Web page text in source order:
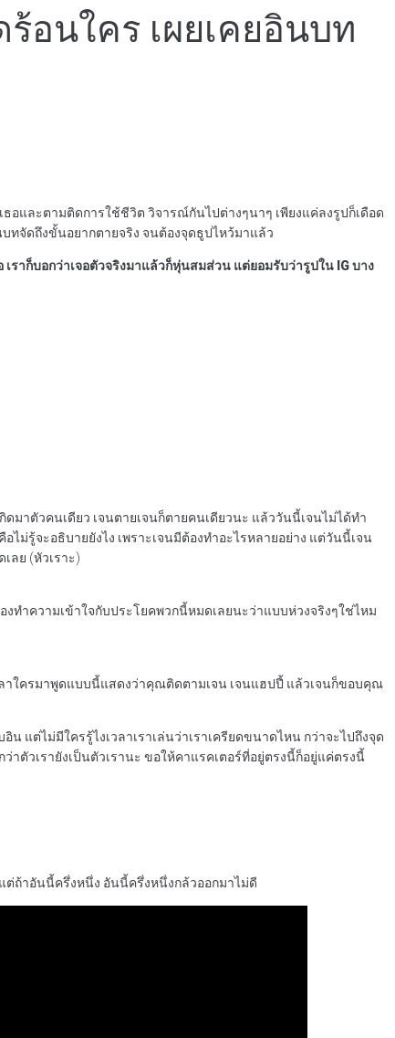
อนใคร เผยเคยอินบท
อและตามติดการใช้ชีวิต วิจารณ์กันไปต่างๆนาๆ เพียงแค่ลงรูปก็เดือด
ทจัดถึงขั้นอยากตายจริง จนต้องจุดธูปไหว้มาแล้ว
ราก็บอกว่าเจอตัวจริงมาแล้วก็หุ่นสมส่วน แต่ยอมรับว่ารูปใน IG บาง
ดมาตัวคนเดียว เจนตายเจนก็ตายคนเดียวนะ แล้ววันนี้เจนไม่ได้ทำ
ม่รู้จะอธิบายยังไง เพราะเจนมีต้องทำอะไรหลายอย่าง แต่วันนี้เจน
ลย (หัวเราะ)
ทำความเข้าใจกับประโยคพวกนี้หมดเลยนะว่าแบบห่วงจริงๆใช่ไหม
ลาใครมาพูดแบบนี้แสดงว่าคุณติดตามเจน เจนแฮปปี้ แล้วเจนก็ขอบคุณ
แต่ไม่มีใครรู้ไงเวลาเราเล่นว่าเราเครียดขนาดไหน กว่าจะไปถึงจุด
าตัวเรายังเป็นตัวเรานะ ขอให้คาแรคเตอร์ที่อยู่ตรงนี้ก็อยู่แค่ตรงนี้
ต่ถ้าอันนี้ครึ่งหนึ่ง อันนี้ครึ่งหนึ่งกล้วออกมาไม่ดี